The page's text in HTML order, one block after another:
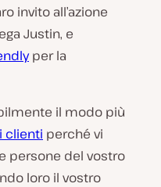
invito all’azione
Justin, e
per la
il modo più
clienti perché vi
persone del vostro
loro il vostro